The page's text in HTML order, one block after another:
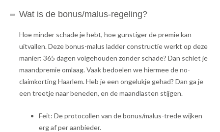
Wat is de bonus/malus-regeling?
Hoe minder schade je hebt, hoe gunstiger de premie kan
uitvallen. Deze bonus-malus ladder constructie werkt op deze
manier: 365 dagen volgehouden zonder schade? Dan schiet je
maandpremie omlaag. Vaak bedoelen we hiermee de no-
claimkorting Haarlem. Heb je een ongelukje gehad? Dan ga je
een treetje naar beneden, en de maandlasten stijgen.
Feit: De protocollen van de bonus/malus-trede wijken
erg af per aanbieder.